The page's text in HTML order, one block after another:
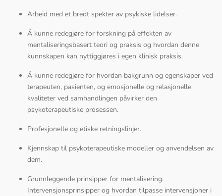
Arbeid med et bredt spekter av psykiske lidelser.
Å kunne redegjøre for forskning på effekten av
mentaliseringsbasert teori og praksis og hvordan denne
kunnskapen kan nyttiggjøres i egen klinisk praksis.
Å kunne redegjøre for hvordan bakgrunn og egenskaper ved
terapeuten, pasienten, og emosjonelle og relasjonelle
kvaliteter ved samhandlingen påvirker den
psykoterapeutiske prosessen.
Profesjonelle og etiske retningslinjer.
Kjennskap til psykoterapeutiske modeller og anvendelsen av
dem.
Grunnleggende prinsipper for mentalisering.
Intervensjonsprinsipper og hvordan tilpasse intervensjoner i